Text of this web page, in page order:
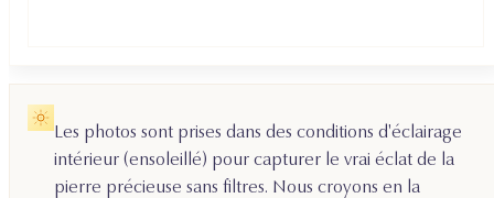
Les photos sont prises dans des conditions d'éclairage
intérieur (ensoleillé) pour capturer le vrai éclat de la
pierre précieuse sans filtres. Nous croyons en la